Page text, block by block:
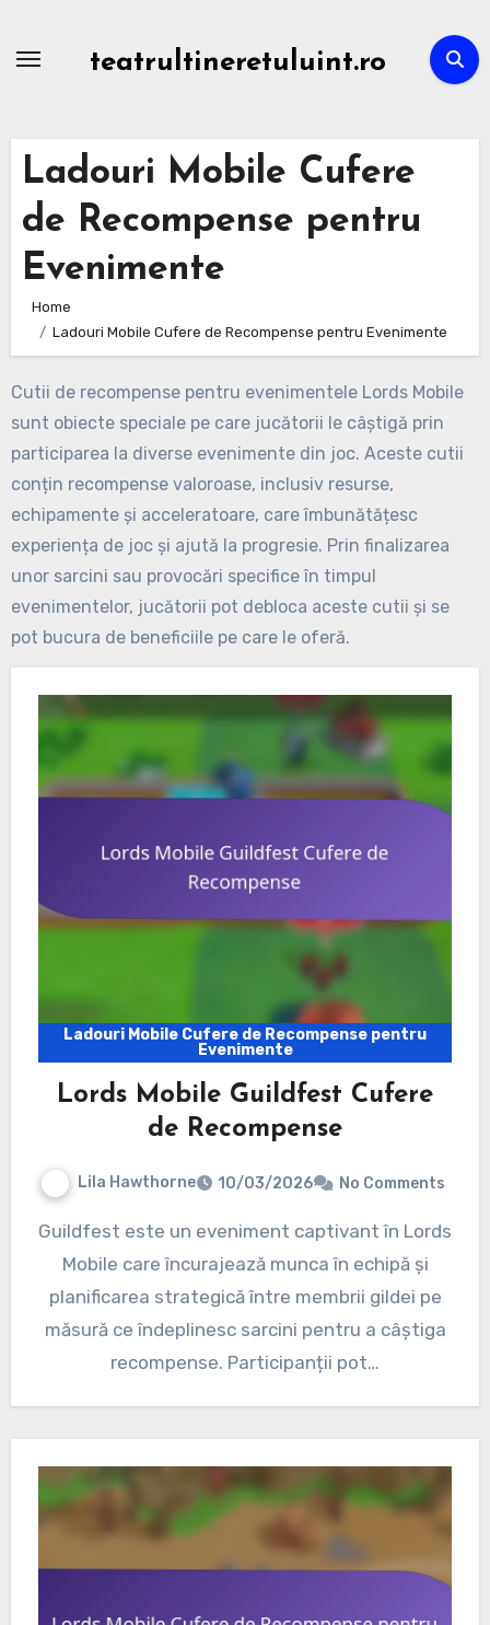
teatrultineretuluint.ro
Ladouri Mobile Cufere
de Recompense pentru
Evenimente
Home
Ladouri Mobile Cufere de Recompense pentru Evenimente
Cutii de recompense pentru evenimentele Lords Mobile
sunt obiecte speciale pe care jucătorii le câștigă prin
participarea la diverse evenimente din joc. Aceste cutii
conțin recompense valoroase, inclusiv resurse,
echipamente și acceleratoare, care îmbunătățesc
experiența de joc și ajută la progresie. Prin finalizarea
unor sarcini sau provocări specifice în timpul
evenimentelor, jucătorii pot debloca aceste cutii și se
pot bucura de beneficiile pe care le oferă.
Ladouri Mobile Cufere de Recompense pentru
Evenimente
Lords Mobile Guildfest Cufere
de Recompense
Lila Hawthorne 10/03/2026 No Comments
Guildfest este un eveniment captivant în Lords
Mobile care încurajează munca în echipă și
planificarea strategică între membrii gildei pe
măsură ce îndeplinesc sarcini pentru a câștiga
recompense. Participanții pot…